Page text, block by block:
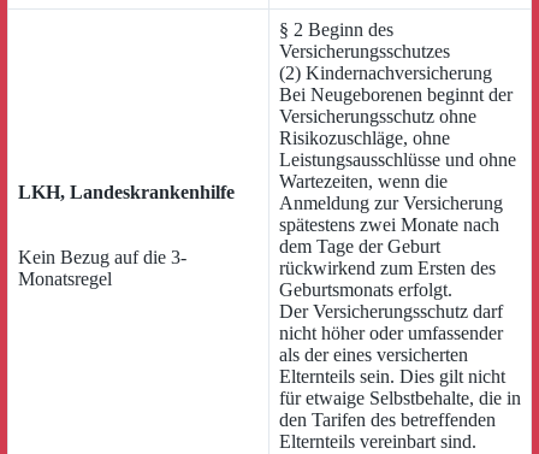
LKH, Landeskrankenhilfe
Kein Bezug auf die 3-
Monatsregel
§ 2 Beginn des
Versicherungsschutzes
(2) Kindernachversicherung
Bei Neugeborenen beginnt der
Versicherungsschutz ohne
Risikozuschläge, ohne
Leistungsausschlüsse und ohne
Wartezeiten, wenn die
Anmeldung zur Versicherung
spätestens zwei Monate nach
dem Tage der Geburt
rückwirkend zum Ersten des
Geburtsmonats erfolgt.
Der Versicherungsschutz darf
nicht höher oder umfassender
als der eines versicherten
Elternteils sein. Dies gilt nicht
für etwaige Selbstbehalte, die in
den Tarifen des betreffenden
Elternteils vereinbart sind.